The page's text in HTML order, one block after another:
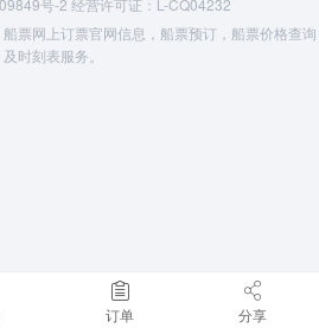
票网上订票官网信息，船票预订，船票价格查询
及时刻表服务。
订单 分享